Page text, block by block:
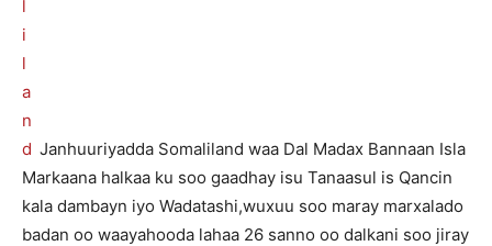
Janhuuriyadda Somaliland waa Dal Madax Bannaan Isla
Markaana halkaa ku soo gaadhay isu Tanaasul is Qancin
kala dambayn iyo Wadatashi,wuxuu soo maray marxalado
badan oo waayahooda lahaa 26 sanno oo dalkani soo jiray